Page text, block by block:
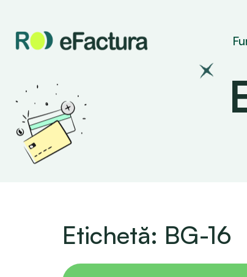
Etichetă: BG-16